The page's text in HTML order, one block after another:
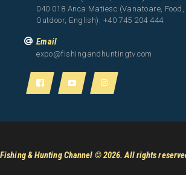
040 018 Anca Matiesc (Vanatoare, Food,
Outdoor, English): +40 745 204 444
Email
expo@fishingandhuntingtv.com
Fishing & Hunting Channel © 2026. All rights